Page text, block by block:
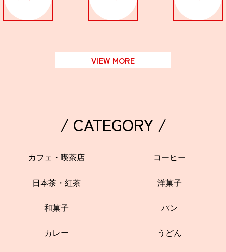
VIEW MORE
/ CATEGORY /
カフェ・喫茶店 コーヒー
日本茶・紅茶 洋菓子
和菓子 パン
カレー うどん